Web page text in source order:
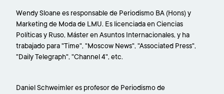
Wendy Sloane es responsable de Periodismo BA (Hons) y
Marketing de Moda de LMU. Es licenciada en Ciencias
Políticas y Ruso, Máster en Asuntos Internacionales, y ha
trabajado para "Time", "Moscow News", "Associated Press",
"Daily Telegraph", "Channel 4", etc.
Daniel Schweimler es profesor de Periodismo de